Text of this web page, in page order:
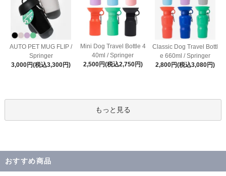
AUTO PET MUG FLIP /
Springer
3,000円(税込3,300円)
Mini Dog Travel Bottle 4
40ml / Springer
2,500円(税込2,750円)
Classic Dog Travel Bottl
e 660ml / Springer
2,800円(税込3,080円)
もっと見る
おすすめ商品